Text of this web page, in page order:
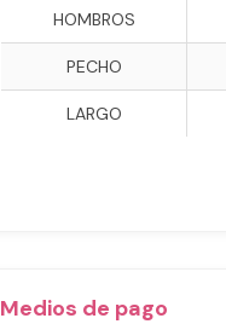
HOMBROS
PECHO
LARGO
Medios de pago